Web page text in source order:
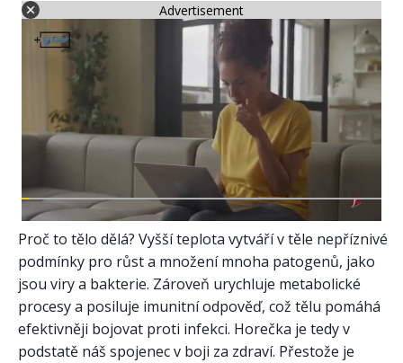
Advertisement
Proč to tělo dělá? Vyšší teplota vytváří v těle nepříznivé
podmínky pro růst a množení mnoha patogenů, jako
jsou viry a bakterie. Zároveň urychluje metabolické
procesy a posiluje imunitní odpověď, což tělu pomáhá
efektivněji bojovat proti infekci. Horečka je tedy v
podstatě náš spojenec v boji za zdraví. Přestože je